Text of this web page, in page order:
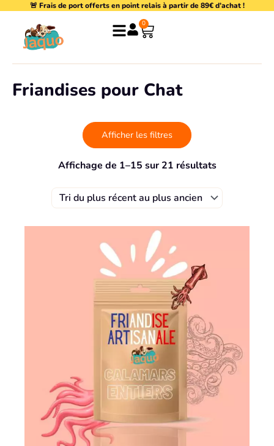
contenu
🚨 Frais de port offerts en point relais à partir de 89€ d’achat !
0
Panier
Friandises pour Chat
Afficher les filtres
Affichage de 1–15 sur 21 résultatsTrié
plus
récent
au
ancien